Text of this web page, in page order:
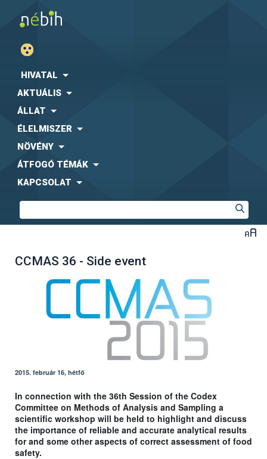
HIVATAL
AKTUÁLIS
ÁLLAT
ÉLELMISZER
NÖVÉNY
ÁTFOGÓ TÉMÁK
KAPCSOLAT
CCMAS 36 - Side event
2015. február 16, hétfő
In connection with the 36th Session of the Codex
Committee on Methods of Analysis and Sampling a
scientific workshop will be held to highlight and discuss
the importance of reliable and accurate analytical results
for and some other aspects of correct assessment of food
safety.